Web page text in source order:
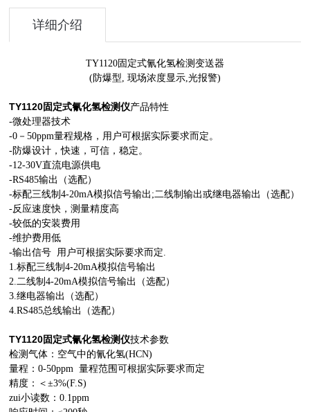
详细介绍
TY1120固定式氰化氢检测变送器
(防爆型, 现场浓度显示,光报警)
TY1120固定式氰化氢检测仪产品特性
-微处理器技术
-0－50ppm量程规格，用户可根据实际要求而定。
-防爆设计，快速，可信，稳定。
-12-30V直流电源供电
-RS485输出（选配）
-标配三线制4-20mA模拟信号输出;二线制输出或继电器输出（选配）
-反应速度快，测量精度高
-较低的安装费用
-维护费用低
-输出信号 用户可根据实际要求而定.
1.标配三线制4-20mA模拟信号输出
2.二线制4-20mA模拟信号输出（选配）
3.继电器输出（选配）
4.RS485总线输出（选配）
TY1120固定式氰化氢检测仪技术参数
检测气体：空气中的氰化氢(HCN)
量程：0-50ppm 量程范围可根据实际要求而定
精度：＜±3%(F.S)
zui小读数：0.1ppm